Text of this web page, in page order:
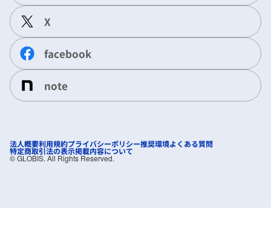
X
facebook
note
法人概要利用規約プライバシーポリシー推奨環境よくある質問
特定商取引法の表示掲載内容について
©︎ GLOBIS. All Rights Reserved.